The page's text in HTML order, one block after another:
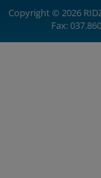
Copyright © 2026
Fax: